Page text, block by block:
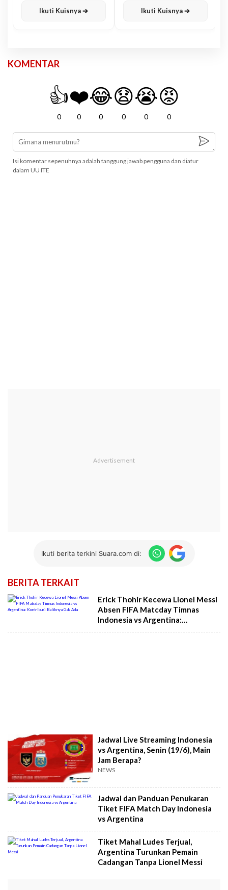
Ikuti Kuisnya ➔ Ikuti Kuisnya ➔
KOMENTAR
👍
0
❤️
0
😂
0
😧
0
😭
0
😡
0
Isi komentar sepenuhnya adalah tanggung jawab pengguna dan diatur
dalam UU ITE
Ikuti berita terkini Suara.com di:
BERITA TERKAIT
Erick Thohir Kecewa Lionel Messi
Absen FIFA Matcday Timnas
Indonesia vs Argentina:
Kontribusi Baliknya Gak Ada
Jadwal Live Streaming Indonesia
vs Argentina, Senin (19/6), Main
Jam Berapa?
NEWS
Jadwal dan Panduan Penukaran
Tiket FIFA Match Day Indonesia
vs Argentina
Tiket Mahal Ludes Terjual,
Argentina Turunkan Pemain
Cadangan Tanpa Lionel Messi